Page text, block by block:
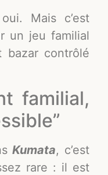
Mais c’est
un jeu familial
bazar contrôlé
familial,
Kumata, c’est
rare : il est